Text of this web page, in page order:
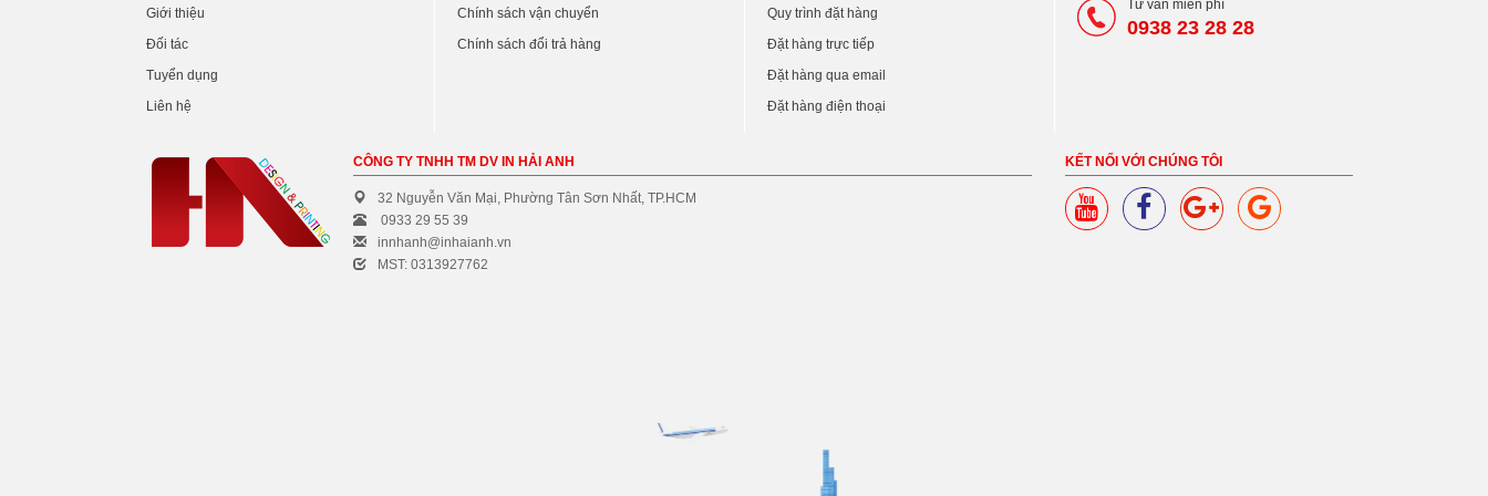
Giới thiệu
Đối tác
Tuyển dụng
Liên hệ
Chính sách vận chuyển
Chính sách đổi trả hàng
Quy trình đặt hàng
Đặt hàng trực tiếp
Đặt hàng qua email
Đặt hàng điện thoại
Tư vấn miễn phí
0938 23 28 28
CÔNG TY TNHH TM DV IN HẢI ANH
32 Nguyễn Văn Mại, Phường Tân Sơn Nhất, TP.HCM
0933 29 55 39
innhanh@inhaianh.vn
MST: 0313927762
KẾT NỐI VỚI CHÚNG TÔI